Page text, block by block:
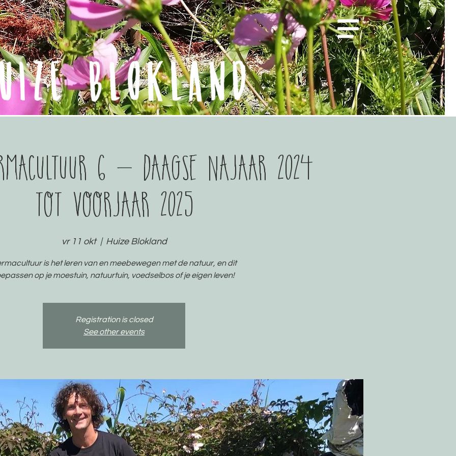
6 - daagse najaar 2024
tot voorjaar 2025
vr 11 okt
  |
Huize Blokland
is het leren van en meebewegen met de natuur, en dit
op je moestuin, natuurtuin, voedselbos of je eigen leven!
Registration is closed
See other events